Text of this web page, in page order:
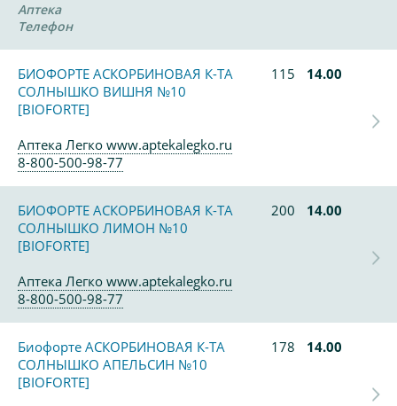
Аптека
Телефон
БИОФОРТЕ АСКОРБИНОВАЯ К-ТА
СОЛНЫШКО ВИШНЯ №10
[BIOFORTE]
115 14.00
Аптека Легко www.aptekalegko.ru
8-800-500-98-77
БИОФОРТЕ АСКОРБИНОВАЯ К-ТА
СОЛНЫШКО ЛИМОН №10
[BIOFORTE]
200 14.00
Аптека Легко www.aptekalegko.ru
8-800-500-98-77
Биофорте АСКОРБИНОВАЯ К-ТА
СОЛНЫШКО АПЕЛЬСИН №10
[BIOFORTE]
178 14.00